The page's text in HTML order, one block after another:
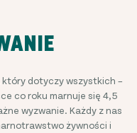
dotyczy wszystkich –
co roku marnuje się 4,5
wyzwanie. Każdy z nas
żywności i